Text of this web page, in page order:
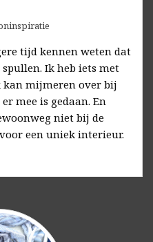
tijd kennen weten dat
Ik heb iets met
kan mijmeren over bij
mee is gedaan. En
niet bij de
een uniek interieur.